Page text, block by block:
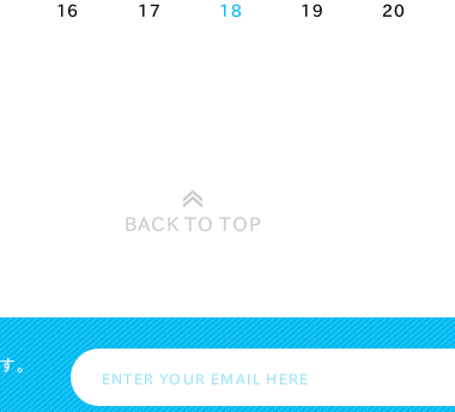
16 17 18 19 20
BACK TOTOP
。